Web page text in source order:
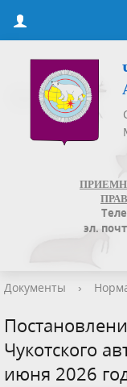
эл.
Документы ›
Чукотского
июня 2026